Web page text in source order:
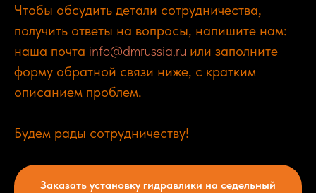
Чтобы обсудить детали сотрудничества,
получить ответы на вопросы, напишите нам:
наша почта info@dmrussia.ru или заполните
форму обратной связи ниже, с кратким
описанием проблем.
Будем рады сотрудничеству!
Заказать установку гидравлики на седельный